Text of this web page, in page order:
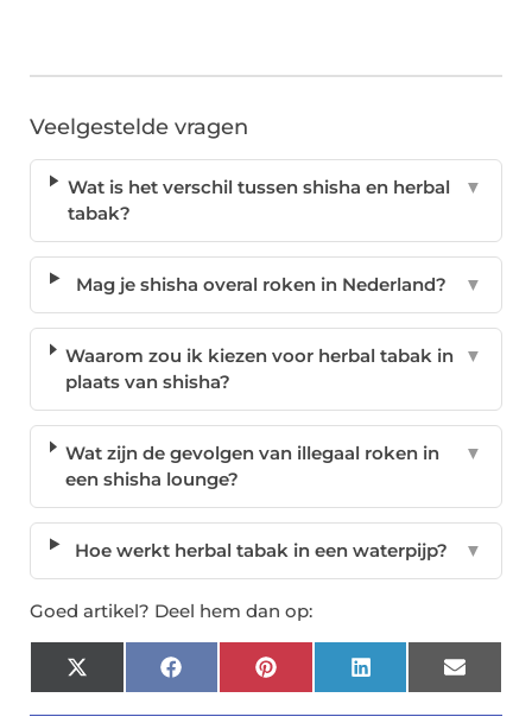
Veelgestelde vragen
Wat is het verschil tussen shisha en herbal
tabak?
▼
Mag je shisha overal roken in Nederland? ▼
Waarom zou ik kiezen voor herbal tabak in
plaats van shisha?
▼
Wat zijn de gevolgen van illegaal roken in
een shisha lounge?
▼
Hoe werkt herbal tabak in een waterpijp? ▼
Goed artikel? Deel hem dan op:
X
(Twitter)
FacebookPinterest LinkedIn Email